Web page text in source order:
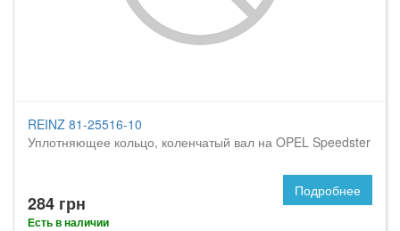
REINZ 81-25516-10
Уплотняющее кольцо, коленчатый вал на OPEL Speedster
284 грн
Есть в наличии
Подробнее